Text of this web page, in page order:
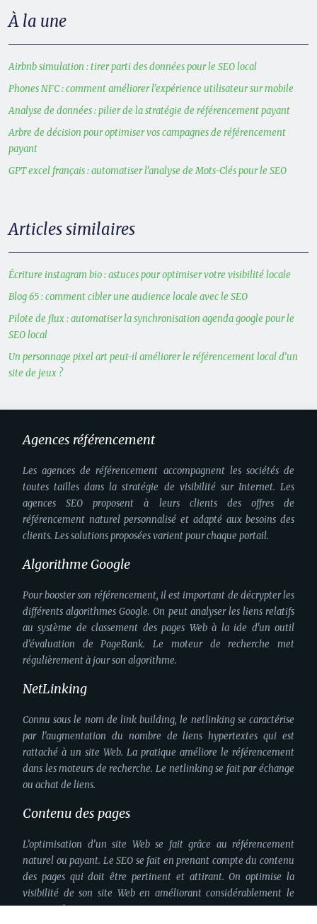
À la une
Airbnb simulation : tirer parti des données pour le SEO local
Phones NFC : comment améliorer l’expérience utilisateur sur mobile
Analyse de données : pilier de la stratégie de référencement payant
Arbre de décision pour optimiser vos campagnes de référencement
payant
GPT excel français : automatiser l’analyse de Mots-Clés pour le SEO
Articles similaires
Écriture instagram bio : astuces pour optimiser votre visibilité locale
Blog 65 : comment cibler une audience locale avec le SEO
Pilote de flux : automatiser la synchronisation agenda google pour le
SEO local
Un personnage pixel art peut-il améliorer le référencement local d’un
site de jeux ?
Agences référencement
Les agences de référencement accompagnent les sociétés de
toutes tailles dans la stratégie de visibilité sur Internet. Les
agences SEO proposent à leurs clients des offres de
référencement naturel personnalisé et adapté aux besoins des
clients. Les solutions proposées varient pour chaque portail.
Algorithme Google
Pour booster son référencement, il est important de décrypter les
différents algorithmes Google. On peut analyser les liens relatifs
au système de classement des pages Web à la ide d'un outil
d’évaluation de PageRank. Le moteur de recherche met
régulièrement à jour son algorithme.
NetLinking
Connu sous le nom de link building, le netlinking se caractérise
par l’augmentation du nombre de liens hypertextes qui est
rattaché à un site Web. La pratique améliore le référencement
dans les moteurs de recherche. Le netlinking se fait par échange
ou achat de liens.
Contenu des pages
L’optimisation d’un site Web se fait grâce au référencement
naturel ou payant. Le SEO se fait en prenant compte du contenu
des pages qui doit être pertinent et attirant. On optimise la
visibilité de son site Web en améliorant considérablement le
contenu de ses pages.